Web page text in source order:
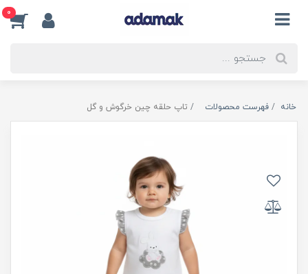
0
خانه فهرست محصولات تاپ حلقه چین خرگوش و گل